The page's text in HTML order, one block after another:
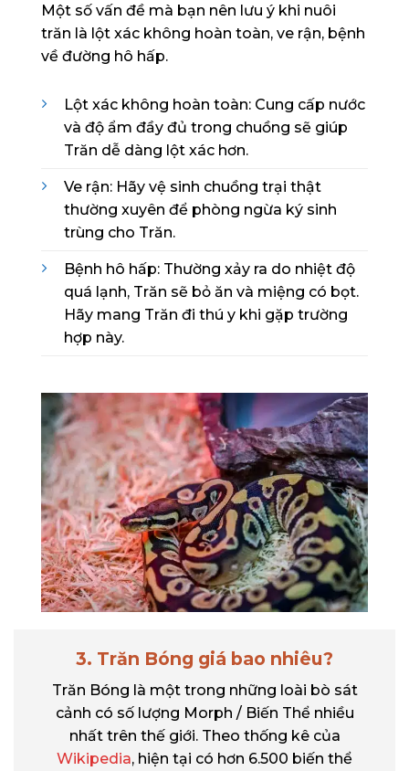
Một số vấn đề mà bạn nên lưu ý khi nuôi
trăn là lột xác không hoàn toàn, ve rận, bệnh
về đường hô hấp.
Lột xác không hoàn toàn: Cung cấp nước
và độ ẩm đầy đủ trong chuồng sẽ giúp
Trăn dễ dàng lột xác hơn.
Ve rận: Hãy vệ sinh chuồng trại thật
thường xuyên để phòng ngừa ký sinh
trùng cho Trăn.
Bệnh hô hấp: Thường xảy ra do nhiệt độ
quá lạnh, Trăn sẽ bỏ ăn và miệng có bọt.
Hãy mang Trăn đi thú y khi gặp trường
hợp này.
3. Trăn Bóng giá bao nhiêu?
Trăn Bóng là một trong những loài bò sát
cảnh có số lượng Morph / Biến Thể nhiều
nhất trên thế giới. Theo thống kê của
Wikipedia, hiện tại có hơn 6.500 biến thể